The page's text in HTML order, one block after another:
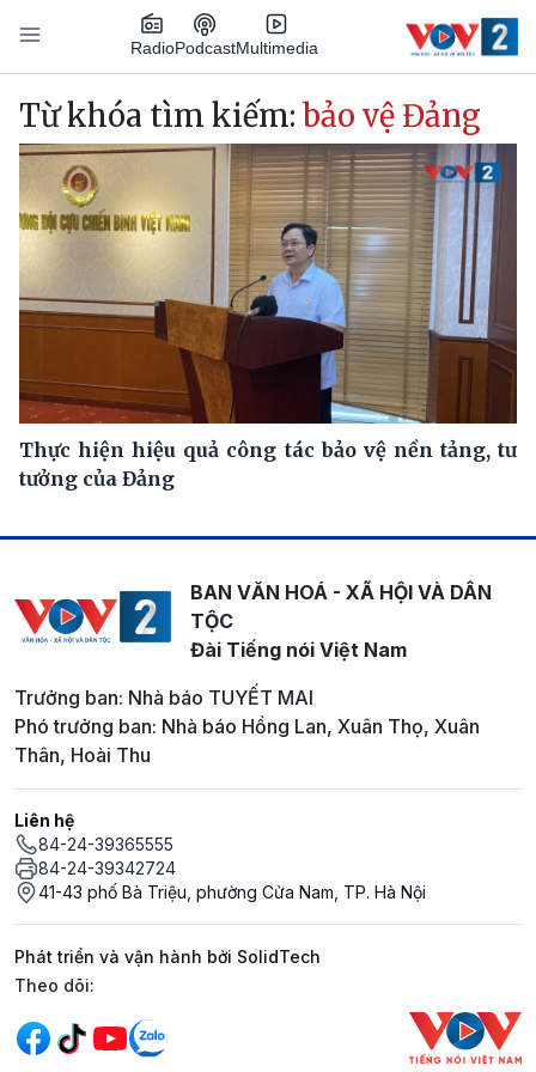
Nhảy đến nội dung
RadioPodcastMultimedia
Main navigation
Từ khóa tìm kiếm: bảo vệ Đảng
Thực hiện hiệu quả công tác bảo vệ nền tảng, tư
tưởng của Đảng
BAN VĂN HOÁ - XÃ HỘI VÀ DÂN
TỘC
Đài Tiếng nói Việt Nam
Trưởng ban: Nhà báo TUYẾT MAI
Phó trưởng ban: Nhà báo Hồng Lan, Xuân Thọ, Xuân
Thân, Hoài Thu
Liên hệ
84-24-39365555
84-24-39342724
41-43 phố Bà Triệu, phường Cửa Nam, TP. Hà Nội
Phát triển và vận hành bởi SolidTech
Mạng xã hội
Theo dõi: